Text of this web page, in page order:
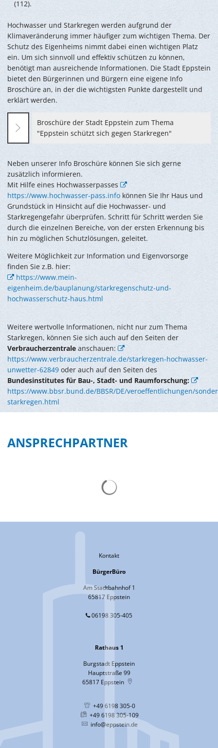
(112).
Hochwasser und Starkregen werden aufgrund der
Klimaveränderung immer häufiger zum wichtigen Thema. Der
Schutz des Eigenheims nimmt dabei einen wichtigen Platz
ein. Um sich sinnvoll und effektiv schützen zu können,
benötigt man ausreichende Informationen. Die Stadt Eppstein
bietet den Bürgerinnen und Bürgern eine eigene Info
Broschüre an, in der die wichtigsten Punkte dargestellt und
erklärt werden.
Broschüre der Stadt Eppstein zum Thema
"Eppstein schützt sich gegen Starkregen"
Neben unserer Info Broschüre können Sie sich gerne
zusätzlich informieren.
Mit Hilfe eines Hochwasserpasses
https://www.hochwasser-pass.info können Sie Ihr Haus und
Grundstück in Hinsicht auf die Hochwasser- und
Starkregengefahr überprüfen. Schritt für Schritt werden Sie
durch die einzelnen Bereiche, von der ersten Erkennung bis
hin zu möglichen Schutzlösungen, geleitet.
Weitere Möglichkeit zur Information und Eigenvorsorge
finden Sie z.B. hier:
https://www.mein-
eigenheim.de/bauplanung/starkregenschutz-und-
hochwasserschutz-haus.html
Weitere wertvolle Informationen, nicht nur zum Thema
Starkregen, können Sie sich auch auf den Seiten der
Verbraucherzentrale anschauen:
https://www.verbraucherzentrale.de/starkregen-hochwasser-
unwetter-62849 oder auch auf den Seiten des
Bundesinstitutes für Bau-, Stadt- und Raumforschung:
https://www.bbsr.bund.de/BBSR/DE/veroeffentlichungen/
starkregen.html
ANSPRECHPARTNER
Kontakt
BürgerBüro
Am Stadtbahnhof 1
65817 Eppstein
06198 305-405
Rathaus 1
Burgstadt Eppstein
Hauptstraße 99
65817 Eppstein
+49 6198 305-0
+49 6198 305-109
info@eppstein.de